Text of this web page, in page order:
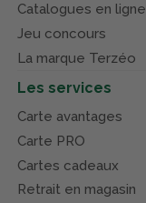
Catalogues en ligne
Jeu concours
La marque Terzéo
Les services
Carte avantages
Carte PRO
Cartes cadeaux
Retrait en magasin